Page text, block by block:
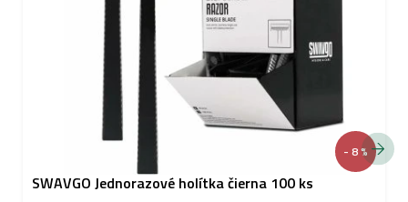
- 8 %
SWAVGO Jednorazové holítka čierna 100 ks